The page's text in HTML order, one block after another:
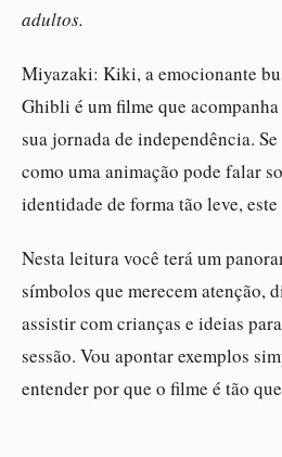
adultos.
Miyazaki: Kiki, a emocionante
Ghibli é um filme que
sua jornada de independência.
como uma animação pode falar
identidade de forma tão leve,
Nesta leitura você terá um
símbolos que merecem atenção,
assistir com crianças e ideias
sessão. Vou apontar exemplos
entender por que o filme é tão